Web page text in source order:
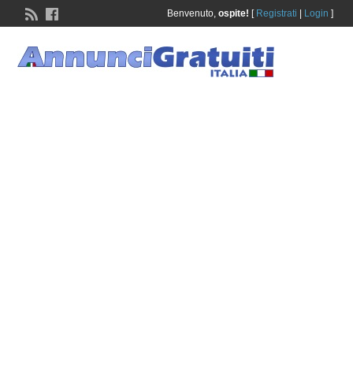
Benvenuto, ospite! [ Registrati Login ]